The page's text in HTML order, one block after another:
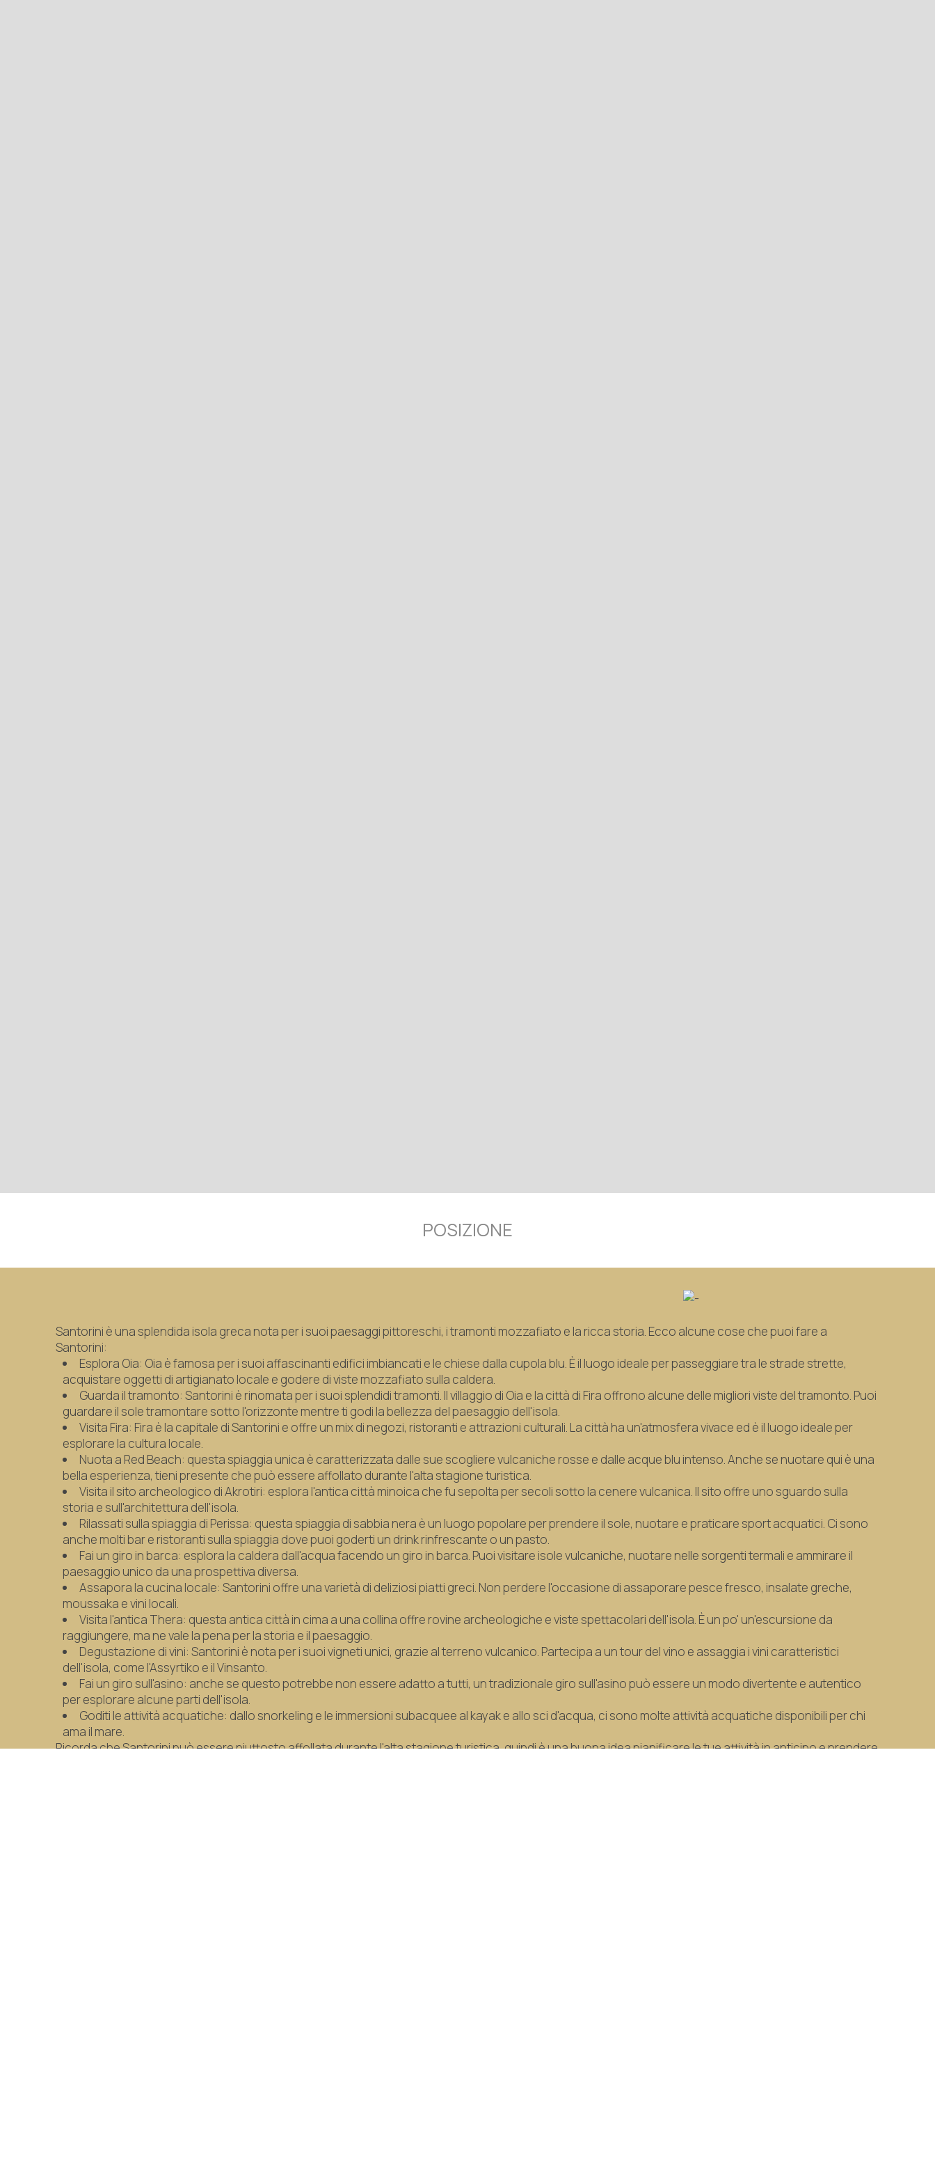
POSIZIONE
Santorini è una splendida isola greca nota per i suoi paesaggi pittoreschi, i tramonti mozzafiato e la ricca storia. Ecco alcune cose che puoi fare a
Santorini:
Esplora Oia: Oia è famosa per i suoi affascinanti edifici imbiancati e le chiese dalla cupola blu. È il luogo ideale per passeggiare tra le strade strette,
acquistare oggetti di artigianato locale e godere di viste mozzafiato sulla caldera.
Guarda il tramonto: Santorini è rinomata per i suoi splendidi tramonti. Il villaggio di Oia e la città di Fira offrono alcune delle migliori viste del tramonto. Puoi
guardare il sole tramontare sotto l'orizzonte mentre ti godi la bellezza del paesaggio dell'isola.
Visita Fira: Fira è la capitale di Santorini e offre un mix di negozi, ristoranti e attrazioni culturali. La città ha un'atmosfera vivace ed è il luogo ideale per
esplorare la cultura locale.
Nuota a Red Beach: questa spiaggia unica è caratterizzata dalle sue scogliere vulcaniche rosse e dalle acque blu intenso. Anche se nuotare qui è una
bella esperienza, tieni presente che può essere affollato durante l'alta stagione turistica.
Visita il sito archeologico di Akrotiri: esplora l'antica città minoica che fu sepolta per secoli sotto la cenere vulcanica. Il sito offre uno sguardo sulla
storia e sull'architettura dell'isola.
Rilassati sulla spiaggia di Perissa: questa spiaggia di sabbia nera è un luogo popolare per prendere il sole, nuotare e praticare sport acquatici. Ci sono
anche molti bar e ristoranti sulla spiaggia dove puoi goderti un drink rinfrescante o un pasto.
Fai un giro in barca: esplora la caldera dall'acqua facendo un giro in barca. Puoi visitare isole vulcaniche, nuotare nelle sorgenti termali e ammirare il
paesaggio unico da una prospettiva diversa.
Assapora la cucina locale: Santorini offre una varietà di deliziosi piatti greci. Non perdere l'occasione di assaporare pesce fresco, insalate greche,
moussaka e vini locali.
Visita l'antica Thera: questa antica città in cima a una collina offre rovine archeologiche e viste spettacolari dell'isola. È un po' un'escursione da
raggiungere, ma ne vale la pena per la storia e il paesaggio.
Degustazione di vini: Santorini è nota per i suoi vigneti unici, grazie al terreno vulcanico. Partecipa a un tour del vino e assaggia i vini caratteristici
dell'isola, come l'Assyrtiko e il Vinsanto.
Fai un giro sull'asino: anche se questo potrebbe non essere adatto a tutti, un tradizionale giro sull'asino può essere un modo divertente e autentico
per esplorare alcune parti dell'isola.
Goditi le attività acquatiche: dallo snorkeling e le immersioni subacquee al kayak e allo sci d'acqua, ci sono molte attività acquatiche disponibili per chi
ama il mare.
Ricorda che Santorini può essere piuttosto affollata durante l'alta stagione turistica, quindi è una buona idea pianificare le tue attività in anticipo e prendere